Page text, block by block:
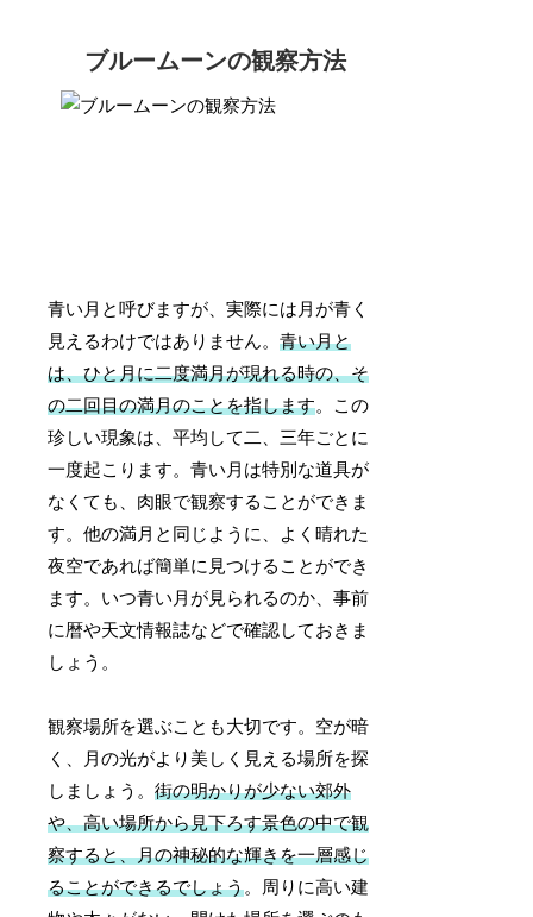
ブルームーンの観察方法
青い月と呼びますが、実際には月が青く
見えるわけではありません。青い月と
は、ひと月に二度満月が現れる時の、そ
の二回目の満月のことを指します。この
珍しい現象は、平均して二、三年ごとに
一度起こります。青い月は特別な道具が
なくても、肉眼で観察することができま
す。他の満月と同じように、よく晴れた
夜空であれば簡単に見つけることができ
ます。いつ青い月が見られるのか、事前
に暦や天文情報誌などで確認しておきま
しょう。
観察場所を選ぶことも大切です。空が暗
く、月の光がより美しく見える場所を探
しましょう。街の明かりが少ない郊外
や、高い場所から見下ろす景色の中で観
察すると、月の神秘的な輝きを一層感じ
ることができるでしょう。周りに高い建